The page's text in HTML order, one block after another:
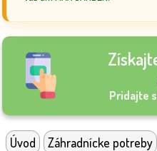
Pridajte
Úvod Záhradnícke potreby